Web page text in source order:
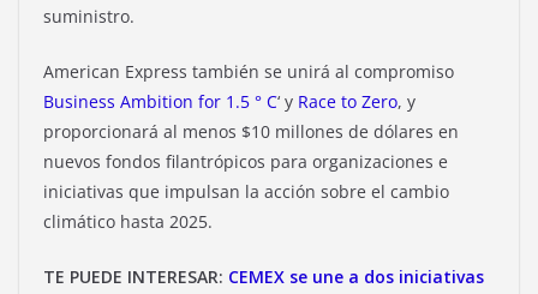
suministro.
American Express también se unirá al compromiso
Business Ambition for 1.5 ° C‘ y Race to Zero, y
proporcionará al menos $10 millones de dólares en
nuevos fondos filantrópicos para organizaciones e
iniciativas que impulsan la acción sobre el cambio
climático hasta 2025.
TE PUEDE INTERESAR: CEMEX se une a dos iniciativas